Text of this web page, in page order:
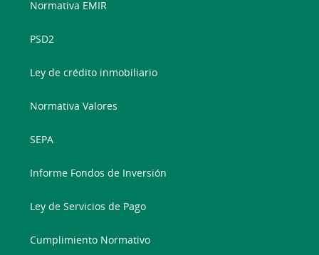
Normativa EMIR
PSD2
Ley de crédito inmobiliario
Normativa Valores
SEPA
Informe Fondos de Inversión
Ley de Servicios de Pago
Cumplimiento Normativo